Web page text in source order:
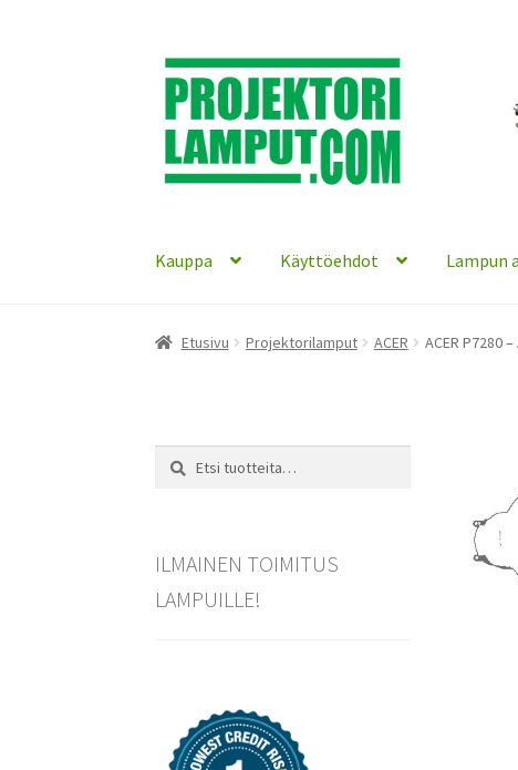
Siirry
navigointiin
Siirry
sisältöön
Kauppa Käyttöehdot Lampun
Etusivu Projektorilamput ACER ACER P7280
Etsi:
Haku
ILMAINEN TOIMITUS
LAMPUILLE!